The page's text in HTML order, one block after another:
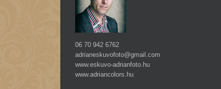
06 70 942 6762
adrianeskuvofoto@gmail.com
www.eskuvo-adrianfoto.hu
www.adriancolors.hu